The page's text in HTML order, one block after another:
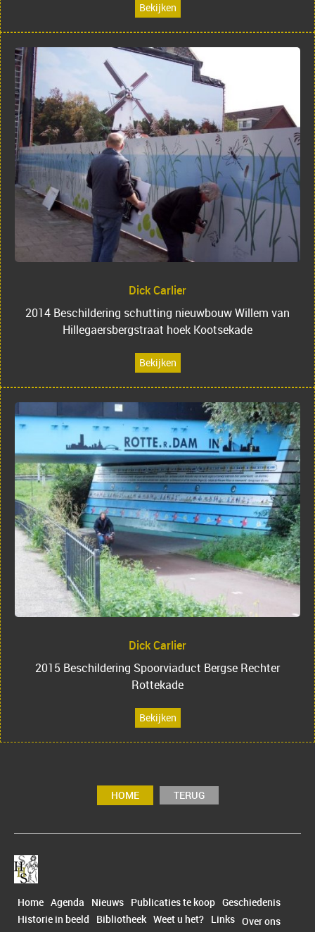
Bekijken
Dick Carlier
2014 Beschildering schutting nieuwbouw Willem van
Hillegaersbergstraat hoek Kootsekade
Bekijken
Dick Carlier
2015 Beschildering Spoorviaduct Bergse Rechter
Rottekade
Bekijken
HOME TERUG
Home Agenda Nieuws Publicaties te koop Geschiedenis
Historie in beeld
Bibliotheek Weet u het? Links Over ons